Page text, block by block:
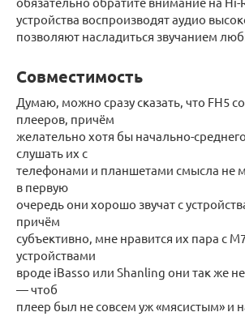
устройства воспроизводят аудио
позволяют насладиться звучанием
Совместимость
Думаю, можно сразу сказать, что FH5
плееров, причём
желательно хотя бы начально-
слушать их с
телефонами и планшетами смысла не
в первую
очередь они хорошо звучат с
причём
субъективно, мне нравится их пара с
устройствами
вроде iBasso или Shanling они так же
— чтоб
плеер был не совсем уж «мясистым» и